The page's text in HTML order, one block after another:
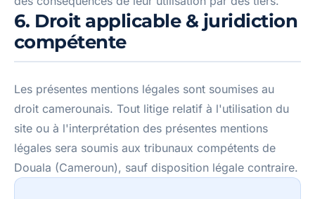
6. Droit applicable & juridiction
compétente
Les présentes mentions légales sont soumises au
droit camerounais. Tout litige relatif à l'utilisation du
site ou à l'interprétation des présentes mentions
légales sera soumis aux tribunaux compétents de
Douala (Cameroun), sauf disposition légale contraire.